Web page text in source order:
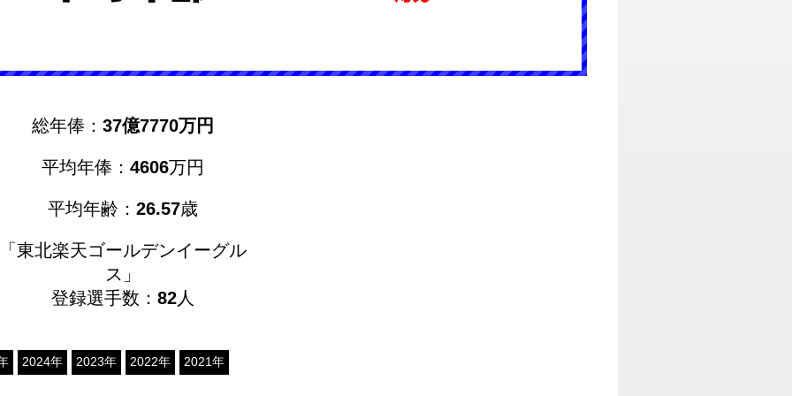
総年俸： 37億7770万円
平均年俸： 4606万円
平均年齢： 26.57歳
「東北楽天ゴールデンイーグル
ス」
登録選手数： 82人
2024年 2023年 2022年 2021年